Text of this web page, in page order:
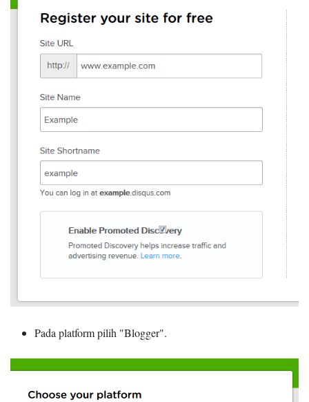
Pada platform pilih "Blogger".